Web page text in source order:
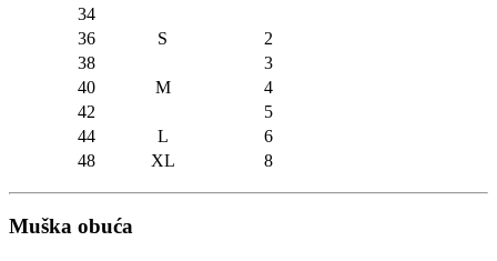
34
36
S
2
38
3
40
M
4
42
5
44
L
6
48
XL 8
Muška obuća